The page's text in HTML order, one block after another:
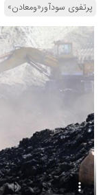
پرتفوی سودآور«ومعادن»